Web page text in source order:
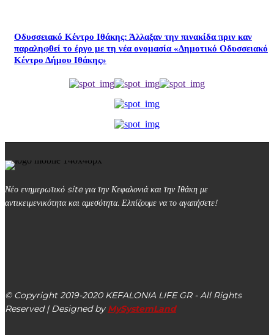
Οδυσσειακό Κέντρο Ιθάκης: Άλλαξαν την πινακίδα πριν καν
παραληφθεί το έργο με τη νέα ονομασία «Δημοτικό Οδυσσειακό
Κέντρο Δήμου Ιθάκης»
Νέο ενημερωτικό site για την Κεφαλονιά και την Ιθάκη με
αντικειμενικότητα και αμεσότητα. Ελπίζουμε να το αγαπήσετε!
© Copyright 2019-2020 KEFALONIA LIFE GR - All Rights
Reserved | Designed by MySystemLand